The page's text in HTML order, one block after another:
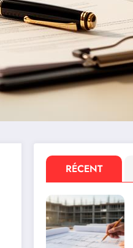
RÉCENT